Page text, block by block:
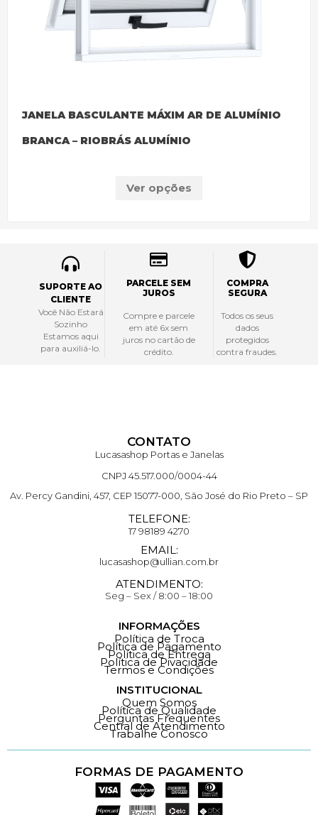
JANELA BASCULANTE MÁXIM AR DE ALUMÍNIO
BRANCA – RIOBRÁS ALUMÍNIO
Ver opções
SUPORTE AO
CLIENTE
Você Não Estará
Sozinho
Estamos aqui
para auxiliá-lo.
PARCELE SEM
JUROS
Compre e parcele
em até 6x sem
juros no cartão de
crédito.
COMPRA
SEGURA
Todos os seus
dados
protegidos
contra fraudes.
CONTATO
Lucasashop Portas e Janelas
CNPJ 45.517.000/0004-44
Av. Percy Gandini, 457, CEP 15077-000, São José do Rio Preto – SP
TELEFONE:
17 98189 4270
EMAIL:
lucasashop@ullian.com.br
ATENDIMENTO:
Seg – Sex / 8:00 – 18:00
INFORMAÇÕES
Política de Troca
Política de Pagamento
Política de Entrega
Política de Pivacidade
Termos e Condições
INSTITUCIONAL
Quem Somos
Política de Qualidade
Perguntas Frequentes
Central de Atendimento
Trabalhe Conosco
FORMAS DE PAGAMENTO